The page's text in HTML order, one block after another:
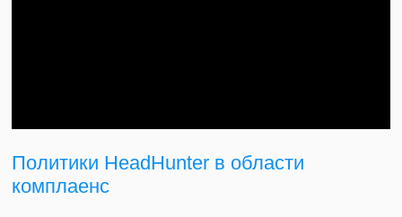
Политики HeadHunter в области
комплаенс